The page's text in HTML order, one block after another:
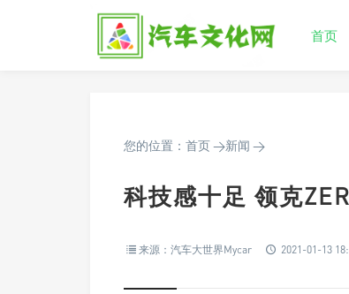
首页
您的位置： 首页>新闻 >
科技感十足 领克
来源：汽车大世界Mycar 2021-01-13